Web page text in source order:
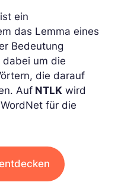
ist ein
das Lemma eines
Bedeutung
um die
die darauf
Auf NTLK wird
für die